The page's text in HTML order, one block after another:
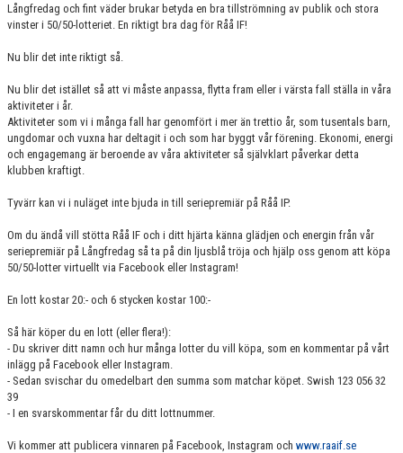
Långfredag och fint väder brukar betyda en bra tillströmning av publik och stora
vinster i 50/50-lotteriet. En riktigt bra dag för Råå IF!
Nu blir det inte riktigt så.
Nu blir det istället så att vi måste anpassa, flytta fram eller i värsta fall ställa in våra
aktiviteter i år.
Aktiviteter som vi i många fall har genomfört i mer än trettio år, som tusentals barn,
ungdomar och vuxna har deltagit i och som har byggt vår förening. Ekonomi, energi
och engagemang är beroende av våra aktiviteter så självklart påverkar detta
klubben kraftigt.
Tyvärr kan vi i nuläget inte bjuda in till seriepremiär på Råå IP.
Om du ändå vill stötta Råå IF och i ditt hjärta känna glädjen och energin från vår
seriepremiär på Långfredag så ta på din ljusblå tröja och hjälp oss genom att köpa
50/50-lotter virtuellt via Facebook eller Instagram!
En lott kostar 20:- och 6 stycken kostar 100:-
Så här köper du en lott (eller flera!):
- Du skriver ditt namn och hur många lotter du vill köpa, som en kommentar på vårt
inlägg på Facebook eller Instagram.
- Sedan svischar du omedelbart den summa som matchar köpet. Swish 123 056 32
39
- I en svarskommentar får du ditt lottnummer.
Vi kommer att publicera vinnaren på Facebook, Instagram och www.raaif.se